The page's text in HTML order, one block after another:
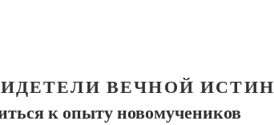
ВЕЧНОЙ
к опыту новомучеников